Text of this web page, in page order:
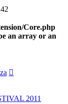
Core.php
an array or an
2011